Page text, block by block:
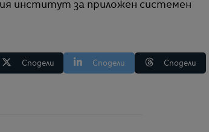
институт за приложен системен
Сподели Сподели Сподели